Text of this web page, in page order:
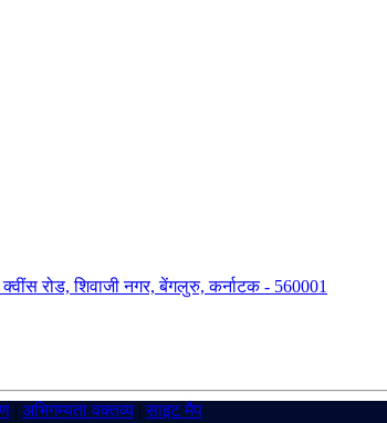
रोड, शिवाजी नगर, बेंगलुरु, कर्नाटक - 560001
| अभिगम्यता वक्तव्य |साइट मैप